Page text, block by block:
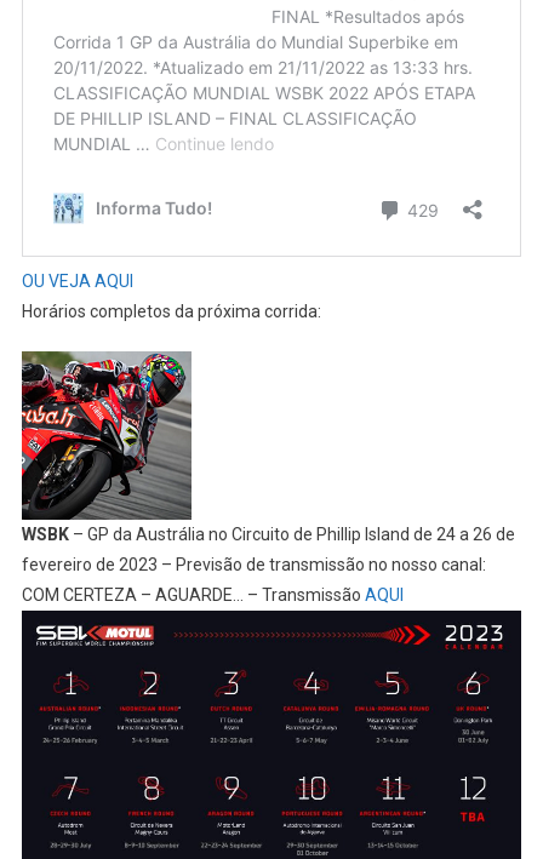
OU VEJA AQUI
Horários completos da próxima corrida:
WSBK– GP da Austrália no Circuito de Phillip Island de 24 a 26 de
fevereiro de 2023 – Previsão de transmissão no nosso canal:
COM CERTEZA – AGUARDE… – Transmissão AQUI